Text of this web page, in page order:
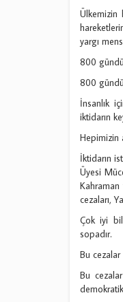
Ülkemizin
yargı
800
800
İnsanlık
iktidarın
Hepimizin
İktidarın
Üyesi
Kahraman
cezaları,
Çok iyi
sopadır.
Bu
Bu